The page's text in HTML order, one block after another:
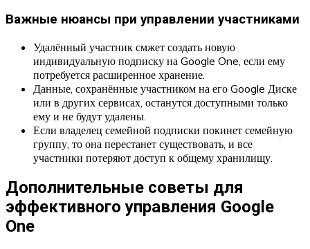
Важные нюансы при управлении участниками
Удалённый участник смжет создать новую
индивидуальную подписку на Google One, если ему
потребуется расширенное хранение.
Данные, сохранённые участником на его Google Диске
или в других сервисах, останутся доступными только
ему и не будут удалены.
Если владелец семейной подписки покинет семейную
группу, то она перестанет существовать, и все
участники потеряют доступ к общему хранилищу.
Дополнительные советы для
эффективного управления Google
One